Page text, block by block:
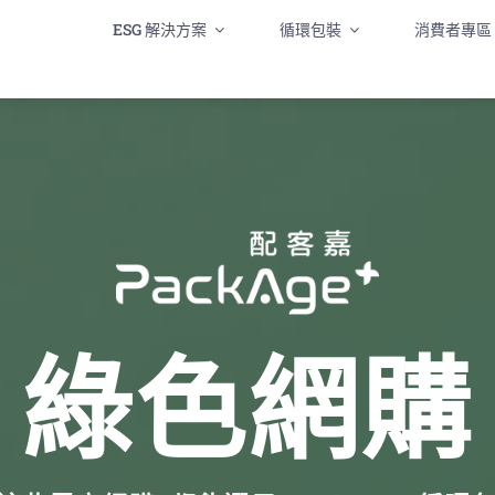
ESG 解決方案 循環包裝 消費者專區
綠色網購